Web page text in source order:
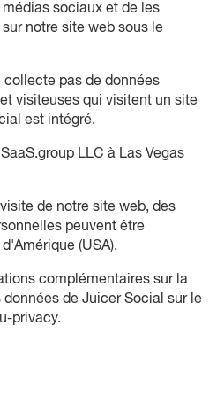
sociaux et de les
notre site web sous le
pas de données
visiteuses qui visitent un site
est intégré.
LLC à Las Vegas
de notre site web, des
peuvent être
(USA).
complémentaires sur la
de Juicer Social sur le
privacy.